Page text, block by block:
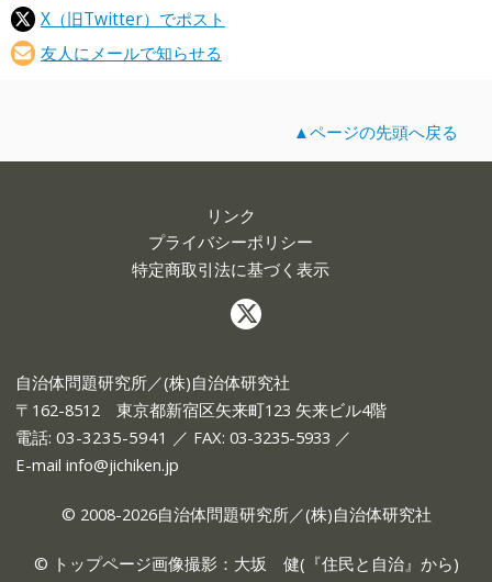
X（旧Twitter）でポスト
友人にメールで知らせる
▲ページの先頭へ戻る
リンク
プライバシーポリシー
特定商取引法に基づく表示
自治体問題研究所／(株)自治体研究社
〒162-8512 東京都新宿区矢来町123 矢来ビル4階
電話: 03-3235-5941 ／ FAX: 03-3235-5933 ／
E-mail info@jichiken.jp
© 2008-2026自治体問題研究所／(株)自治体研究社
© トップページ画像撮影：大坂 健(『住民と自治』から)